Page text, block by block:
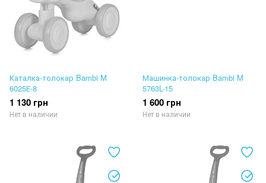
Каталка-толокар Bambi M
6025Е-8
1 130 грн
Нет в наличии
Машинка-толокар Bambi M
5763L-15
1 600 грн
Нет в наличии